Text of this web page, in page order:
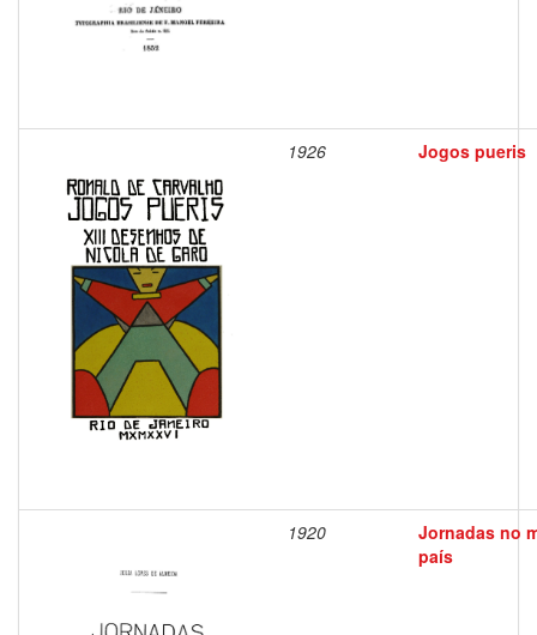
1926 Jogos pueris
1920
Jornadas no
país